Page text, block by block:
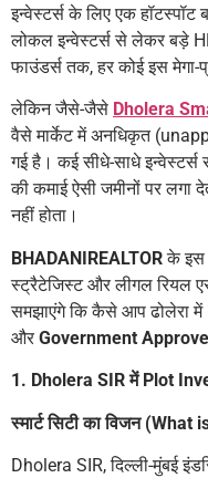
इन्वेस्टर्स के लिए एक
लोकल इन्वेस्टर्स से लेकर बड़े
फाउंडर्स तक, हर कोई इस मेगा-
लेकिन जैसे-जैसे Dholera
वैसे मार्केट में अनधिकृत
गई है। कई सीधे-साधे
की कमाई ऐसी जमीनों पर लगा
नहीं होता।
BHADANIREALTORके इस
स्ट्रैटेजिस्ट और लीगल रियल
समझाएंगे कि कैसे आप ढोलेरा में
और Government
1. Dholera SIR में Plot
स्मार्ट सिटी का विजन
Dholera SIR, दिल्ली-मुंबई